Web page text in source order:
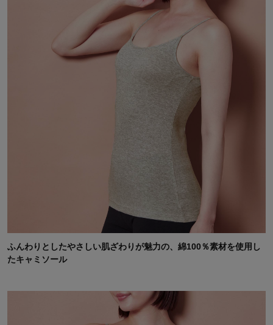
ふんわりとしたやさしい肌ざわりが魅力の、綿100％素材を使用し
たキャミソール